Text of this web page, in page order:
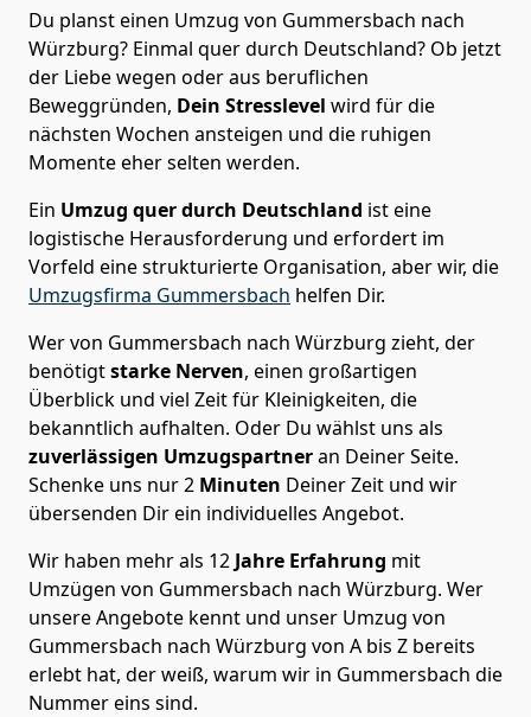
Du planst einen Umzug von Gummersbach nach
Würzburg? Einmal quer durch Deutschland? Ob jetzt
der Liebe wegen oder aus beruflichen
Beweggründen, Dein Stresslevel wird für die
nächsten Wochen ansteigen und die ruhigen
Momente eher selten werden.
Ein Umzug quer durch Deutschland ist eine
logistische Herausforderung und erfordert im
Vorfeld eine strukturierte Organisation, aber wir, die
Umzugsfirma Gummersbach helfen Dir.
Wer von Gummersbach nach Würzburg zieht, der
benötigtstarke Nerven, einen großartigen
Überblick und viel Zeit für Kleinigkeiten, die
bekanntlich aufhalten. Oder Du wählst uns als
zuverlässigen Umzugspartneran Deiner Seite.
Schenke uns nur2 Minuten Deiner Zeit und wir
übersenden Dir ein individuelles Angebot.
Wir haben mehr als 12 Jahre Erfahrung mit
Umzügen von Gummersbach nach Würzburg. Wer
unsere Angebote kennt und unser Umzug von
Gummersbach nach Würzburg von A bis Z bereits
erlebt hat, der weiß, warum wir in Gummersbach die
Nummer eins sind.